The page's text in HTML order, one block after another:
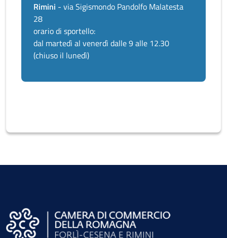
Rimini - via Sigismondo Pandolfo Malatesta
28
orario di sportello:
dal martedì al venerdì dalle 9 alle 12.30
(chiuso il lunedì)